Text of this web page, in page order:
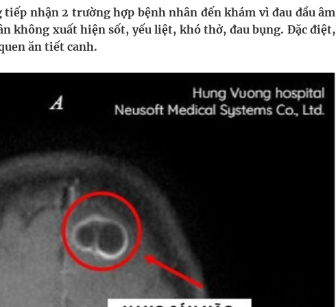
lực cho môi trường và cộng đồng
thực tế
nhận 2 trường hợp bệnh nhân đến khám vì đau đầu âm
không xuất hiện sốt, yếu liệt, khó thở, đau bụng. Đặc điệt,
ăn tiết canh.